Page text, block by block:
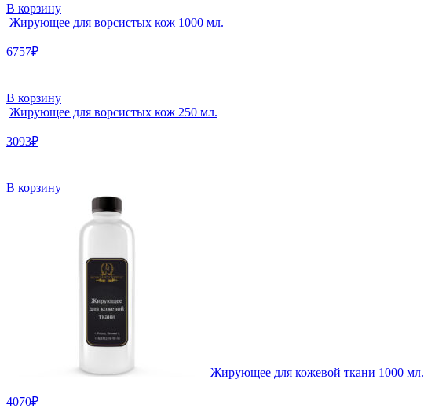
В корзину
Жирующее для ворсистых кож 1000 мл.
6757₽
В корзину
Жирующее для ворсистых кож 250 мл.
3093₽
В корзину
Жирующее для кожевой ткани 1000 мл.
4070₽